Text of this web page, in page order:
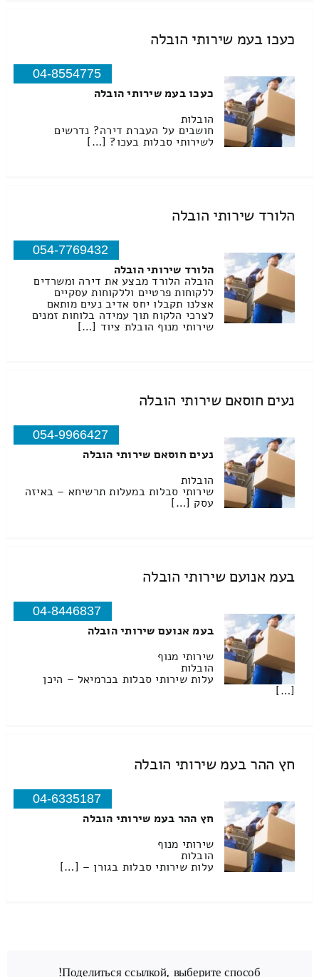
כעכו בעמ שירותי הובלה
04-8554775
כעכו בעמ שירותי הובלה
הובלות
חושבים על העברת דירה? נדרשים
לשירותי סבלות בעכו? […]
הלורד שירותי הובלה
054-7769432
הלורד שירותי הובלה
הובלה הלורד מבצע את דירה ומשרדים
ללקוחות פרטיים וללקוחות עסקיים
אצלנו תקבלו יחס אדיב נעים מותאם
לצרכי הלקוח תוך עמידה בלוחות זמנים
שירותי מנוף הובלת ציוד […]
נעים חוסאם שירותי הובלה
054-9966427
נעים חוסאם שירותי הובלה
הובלות
שירותי סבלות במעלות תרשיחא – באיזה
עסק […]
בעמ אנועם שירותי הובלה
04-8446837
בעמ אנועם שירותי הובלה
שירותי מנוף
הובלות
עלות שירותי סבלות בכרמיאל – היכן
[…]
חץ ההר בעמ שירותי הובלה
04-6335187
חץ ההר בעמ שירותי הובלה
שירותי מנוף
הובלות
עלות שירותי סבלות בגורן – […]
Поделиться ссылкой, выберите способ!